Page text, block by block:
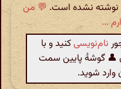
نوشته نشده است.💬 من
...
نام‌نویسیکنید و با
👤 گوشهٔ پایین سمت
شوید.